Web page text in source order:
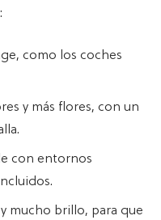
como los coches
y más flores, con un
con entornos
mucho brillo, para que